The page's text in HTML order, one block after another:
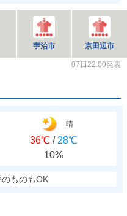
宇治市 京田辺市
07日22:00発表
晴
36℃ / 28℃
10%
ものもOK